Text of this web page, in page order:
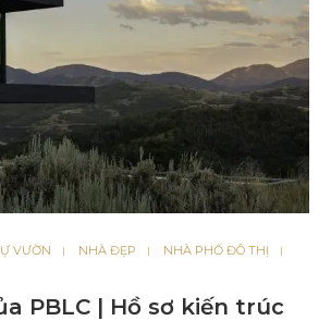
VƯỜN NHÀ ĐẸP
NHÀ PHỐ ĐÔ THỊ
PBLC | Hồ sơ kiến ​​trúc